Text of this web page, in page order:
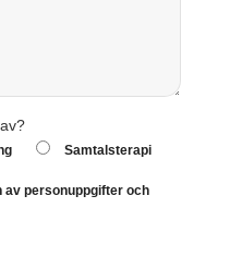
Samtalsterapi
av personuppgifter och